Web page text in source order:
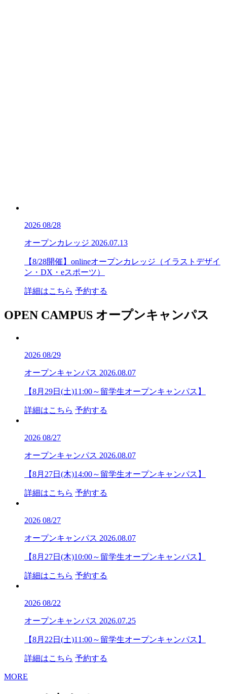
2026 08/28
オープンカレッジ 2026.07.13
【8/28開催】onlineオープンカレッジ（イラストデザイ
ン・DX・eスポーツ）
詳細はこちら 予約する
OPEN CAMPUS オープンキャンパス
2026 08/29
オープンキャンパス 2026.08.07
【8月29日(土)11:00～留学生オープンキャンパス】
詳細はこちら 予約する
2026 08/27
オープンキャンパス 2026.08.07
【8月27日(木)14:00～留学生オープンキャンパス】
詳細はこちら 予約する
2026 08/27
オープンキャンパス 2026.08.07
【8月27日(木)10:00～留学生オープンキャンパス】
詳細はこちら 予約する
2026 08/22
オープンキャンパス 2026.07.25
【8月22日(土)11:00～留学生オープンキャンパス】
詳細はこちら 予約する
MORE